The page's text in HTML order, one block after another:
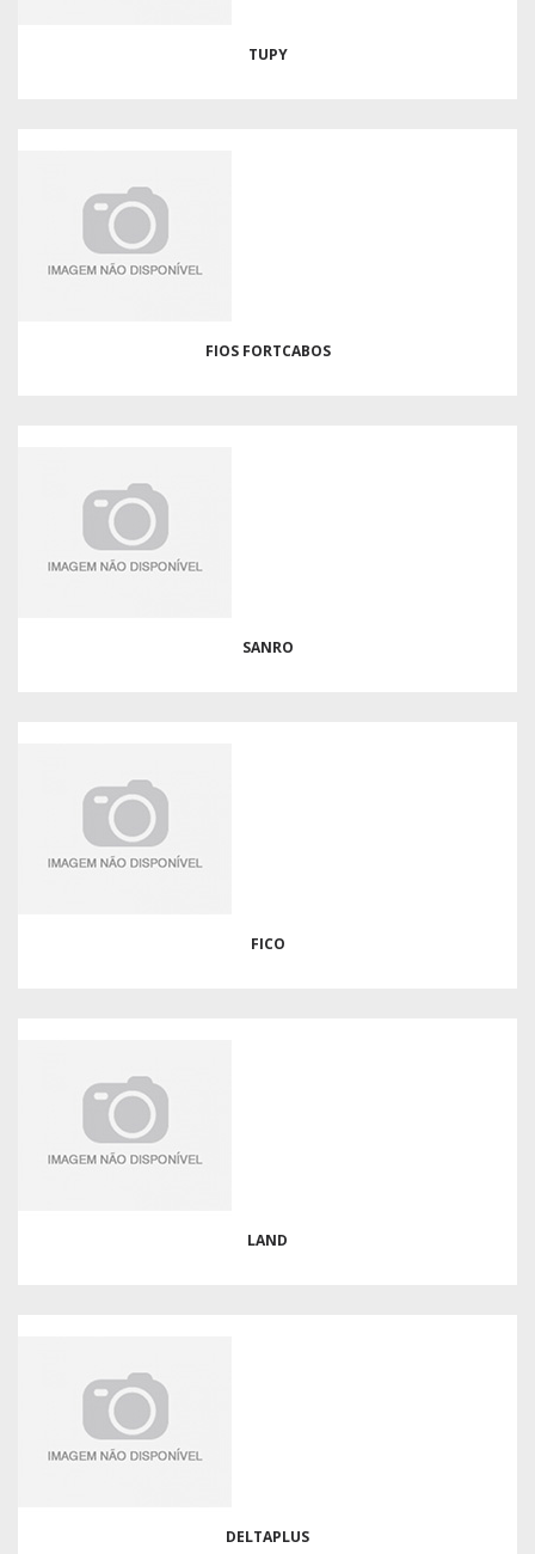
TUPY
FIOS FORTCABOS
SANRO
FICO
LAND
DELTAPLUS